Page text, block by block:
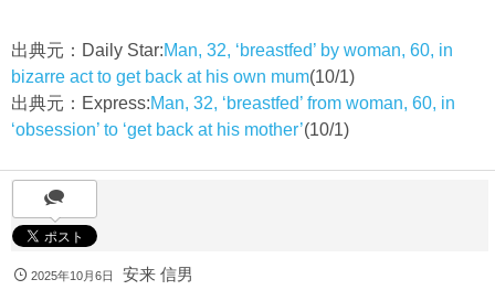
出典元：Daily Star:Man, 32, ‘breastfed’ by woman, 60, in
bizarre act to get back at his own mum(10/1)
出典元：Express:Man, 32, ‘breastfed’ from woman, 60, in
‘obsession’ to ‘get back at his mother’(10/1)
2025年10月6日
安来 信男